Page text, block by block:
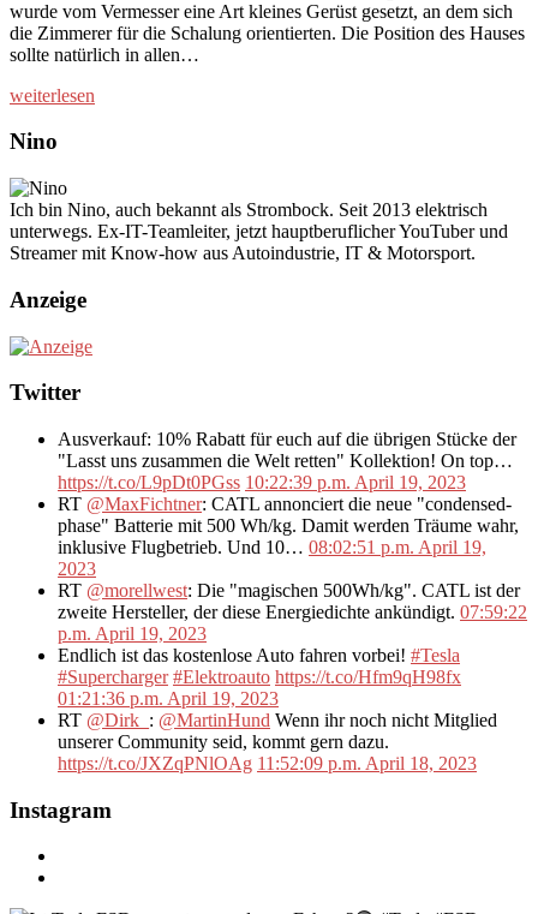
wurde vom Vermesser eine Art kleines Gerüst gesetzt, an dem sich
die Zimmerer für die Schalung orientierten. Die Position des Hauses
sollte natürlich in allen…
weiterlesen
Nino
Ich bin Nino, auch bekannt als Strombock. Seit 2013 elektrisch
unterwegs. Ex-IT-Teamleiter, jetzt hauptberuflicher YouTuber und
Streamer mit Know-how aus Autoindustrie, IT & Motorsport.
Anzeige
Twitter
Ausverkauf: 10% Rabatt für euch auf die übrigen Stücke der
"Lasst uns zusammen die Welt retten" Kollektion! On top…
https://t.co/L9pDt0PGss 10:22:39 p.m. April 19, 2023
RT @MaxFichtner: CATL annonciert die neue "condensed-
phase" Batterie mit 500 Wh/kg. Damit werden Träume wahr,
inklusive Flugbetrieb. Und 10… 08:02:51 p.m. April 19,
2023
RT @morellwest: Die "magischen 500Wh/kg". CATL ist der
zweite Hersteller, der diese Energiedichte ankündigt. 07:59:22
p.m. April 19, 2023
Endlich ist das kostenlose Auto fahren vorbei! #Tesla
#Supercharger #Elektroauto https://t.co/Hfm9qH98fx
01:21:36 p.m. April 19, 2023
RT @Dirk_ : @MartinHund Wenn ihr noch nicht Mitglied
unserer Community seid, kommt gern dazu.
https://t.co/JXZqPNlOAg 11:52:09 p.m. April 18, 2023
Instagram